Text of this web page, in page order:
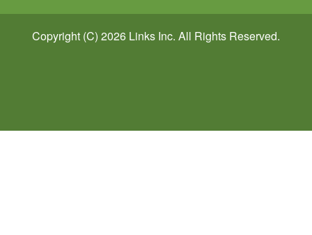
Copyright (C) 2026 Links Inc. All Rights Reserved.